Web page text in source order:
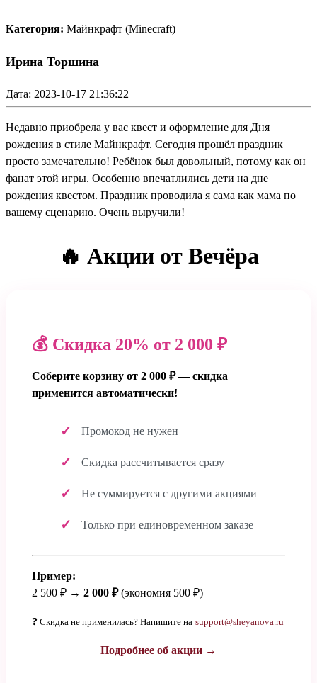
Категория: Майнкрафт (Minecraft)
Ирина Торшина
Дата: 2023-10-17 21:36:22
Недавно приобрела у вас квест и оформление для Дня
рождения в стиле Майнкрафт. Сегодня прошёл праздник
просто замечательно! Ребёнок был довольный, потому как он
фанат этой игры. Особенно впечатлились дети на дне
рождения квестом. Праздник проводила я сама как мама по
вашему сценарию. Очень выручили!
🔥 Акции от Вечёра
💰 Скидка 20% от 2 000 ₽
Соберите корзину от 2 000 ₽ — скидка
применится автоматически!
Промокод не нужен
Скидка рассчитывается сразу
Не суммируется с другими акциями
Только при единовременном заказе
Пример:
2 500 ₽ → 2 000 ₽(экономия 500 ₽)
❓ Скидка не применилась? Напишите на support@sheyanova.ru
Подробнее об акции →